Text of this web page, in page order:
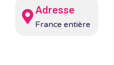
Adresse
France entière